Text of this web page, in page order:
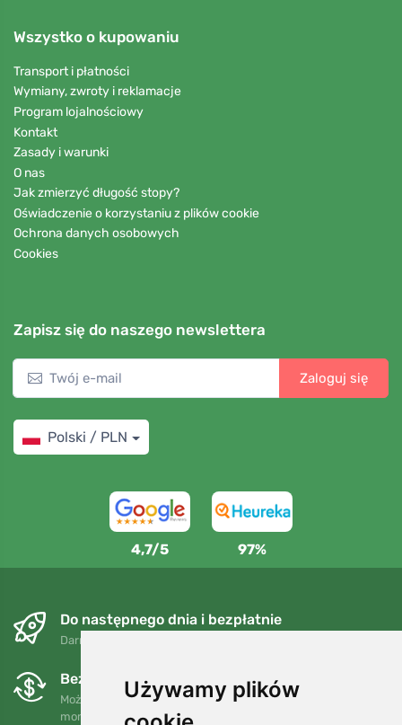
Używamy plików
Wszystko o kupowaniu
Transport i płatności
Wymiany, zwroty i reklamacje
Program lojalnościowy
Kontakt
Zasady i warunki
O nas
Jak zmierzyć długość stopy?
Oświadczenie o korzystaniu z plików cookie
Ochrona danych osobowych
Cookies
Zapisz się do naszego newslettera
Zaloguj się
Polski / PLN
4,7/5 97%
Do następnego dnia i bezpłatnie
Darmowa wysyłka dla zamówień powyżej 250 PLN
Bezpłatne wymiany i zwroty
Możesz zwrócić lub wymienić swoje zamówienie w dowolnym
momencie w ciągu 90 dni.